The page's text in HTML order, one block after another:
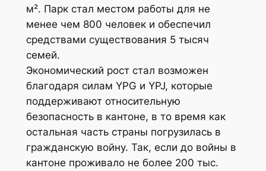
м². Парк стал местом работы для не
менее чем 800 человек и обеспечил
средствами существования 5 тысяч
семей.
Экономический рост стал возможен
благодаря силам YPG и YPJ, которые
поддерживают относительную
безопасность в кантоне, в то время как
остальная часть страны погрузилась в
гражданскую войну. Так, если до войны в
кантоне проживало не более 200 тыс.